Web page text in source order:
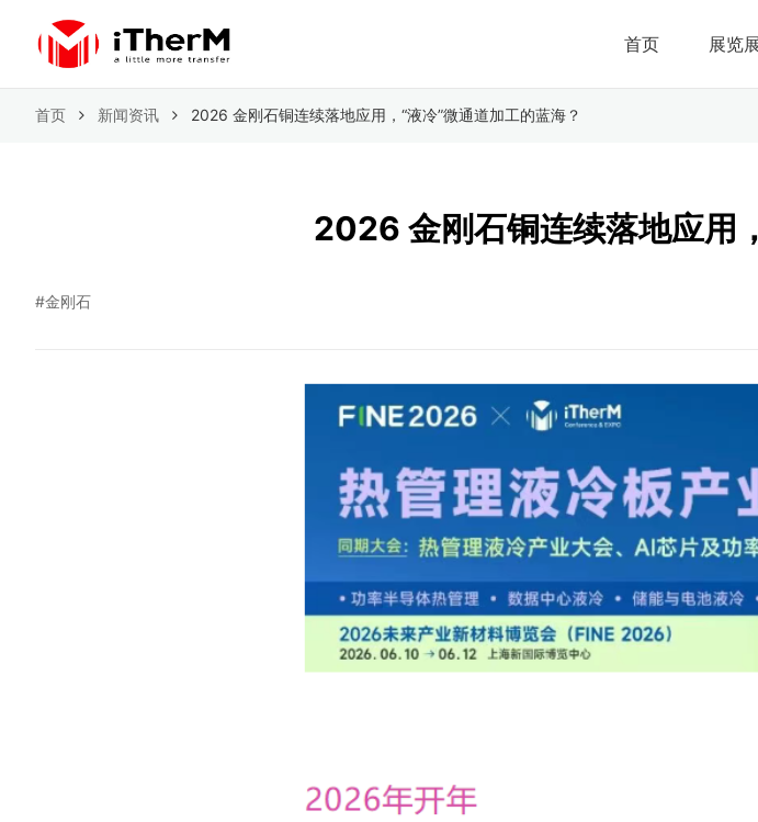
首页 展览
首页 新闻资讯 2026 金刚石铜连续落地应用，“液冷”微通道加工的蓝海？
2026 金刚石铜连续落地应用
#金刚石